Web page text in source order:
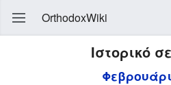
OrthodoxWiki
Ιστορικό